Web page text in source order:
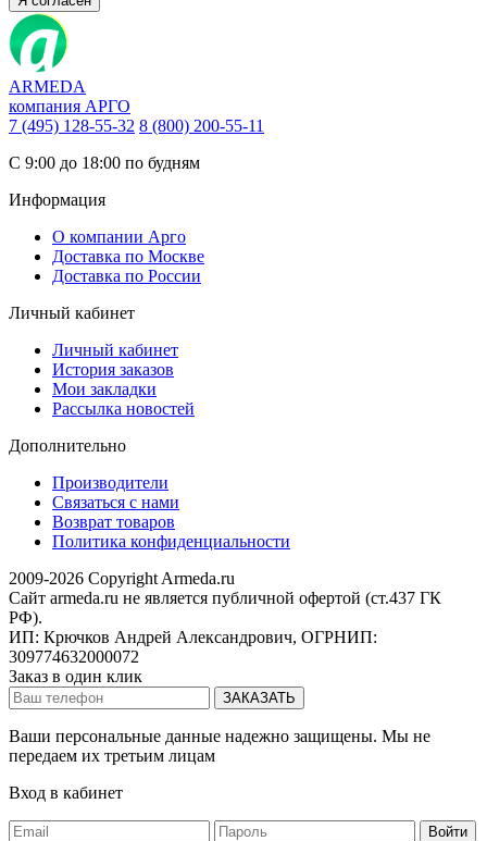
ARMEDA
компания АРГО
7 (495) 128-55-32 8 (800) 200-55-11
С 9:00 до 18:00 по будням
Информация
О компании Арго
Доставка по Москве
Доставка по России
Личный кабинет
Личный кабинет
История заказов
Мои закладки
Рассылка новостей
Дополнительно
Производители
Связаться с нами
Возврат товаров
Политика конфиденциальности
2009-2026 Copyright Armeda.ru
Сайт armeda.ru не является публичной офертой (ст.437 ГК
РФ).
ИП: Крючков Андрей Александрович, ОГРНИП:
309774632000072
Заказ в один клик
Ваши персональные данные надежно защищены. Мы не
передаем их третьим лицам
Вход в кабинет